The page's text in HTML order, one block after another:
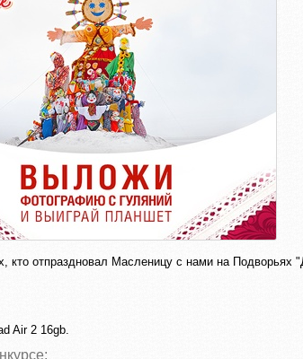
кто отпраздновал Масленицу с нами на Подворьях
Air 2 16gb.